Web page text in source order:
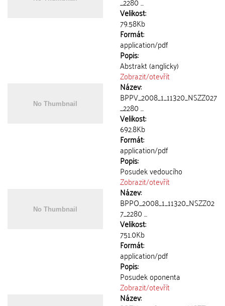
Velikost:
79.58Kb
Formát:
application/pdf
Popis:
Abstrakt (anglicky)
Zobrazit/otevřít
Název:
BPPV_2008_1_11320_NSZZ027
_2280 ...
Velikost:
692.8Kb
Formát:
application/pdf
Popis:
Posudek vedoucího
Zobrazit/otevřít
Název:
BPPO_2008_1_11320_NSZZ02
7_2280 ...
Velikost:
751.0Kb
Formát:
application/pdf
Popis:
Posudek oponenta
Zobrazit/otevřít
Název: